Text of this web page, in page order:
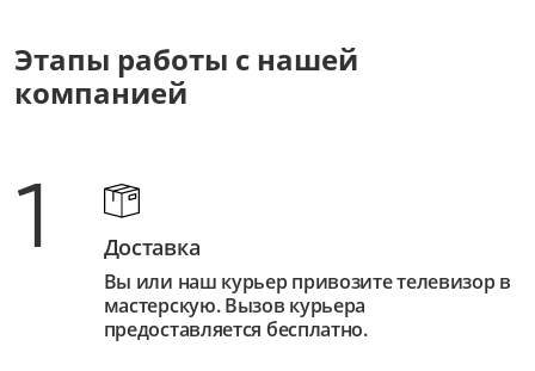
Этапы работы с нашей
компанией
1 Доставка
Вы или наш курьер привозите телевизор в
мастерскую. Вызов курьера
предоставляется бесплатно.